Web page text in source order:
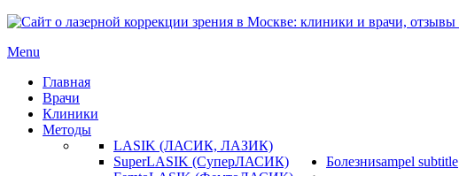
Menu
Главная
Врачи
Клиники
Методы
LASIK (ЛАСИК, ЛАЗИК)
SuperLASIK (СуперЛАСИК)
Болезниsampel subtitle